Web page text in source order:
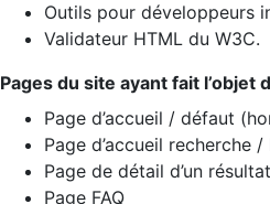
Outils pour développeurs
Validateur HTML du W3C.
Pages du site ayant fait
Page d’accueil / défaut
Page d’accueil recherche
Page de détail d’un résultat
Page FAQ